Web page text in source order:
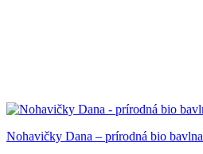
Nohavičky Dana – prírodná bio bavlna